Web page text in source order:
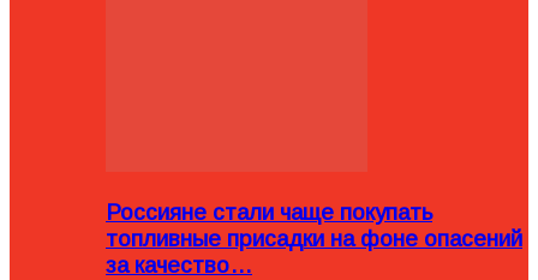
Россияне стали чаще покупать
топливные присадки на фоне опасений
за качество…